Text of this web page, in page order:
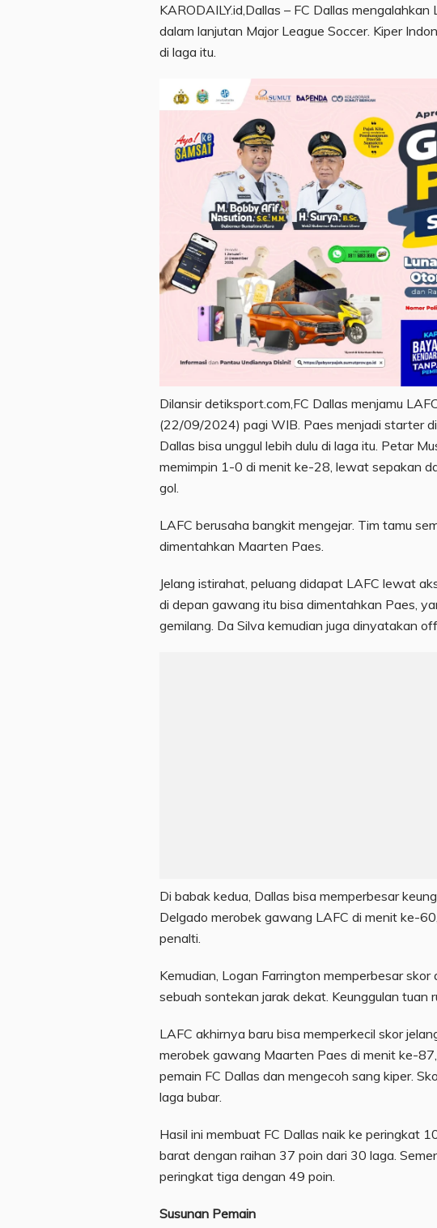
KARODAILY.id,Dallas – FC Dallas mengalahkan
dalam lanjutan Major League Soccer. Kiper
di laga itu.
Dilansir detiksport.com,FC Dallas menjamu
(22/09/2024) pagi WIB. Paes menjadi starter di
Dallas bisa unggul lebih dulu di laga itu. Petar
memimpin 1-0 di menit ke-28, lewat sepakan
gol.
LAFC berusaha bangkit mengejar. Tim tamu
dimentahkan Maarten Paes.
Jelang istirahat, peluang didapat LAFC lewat
di depan gawang itu bisa dimentahkan Paes,
gemilang. Da Silva kemudian juga dinyatakan
Di babak kedua, Dallas bisa memperbesar
Delgado merobek gawang LAFC di menit ke-
penalti.
Kemudian, Logan Farrington memperbesar
sebuah sontekan jarak dekat. Keunggulan tuan
LAFC akhirnya baru bisa memperkecil skor
merobek gawang Maarten Paes di menit ke-
pemain FC Dallas dan mengecoh sang kiper.
laga bubar.
Hasil ini membuat FC Dallas naik ke peringkat
barat dengan raihan 37 poin dari 30 laga.
peringkat tiga dengan 49 poin.
Susunan Pemain